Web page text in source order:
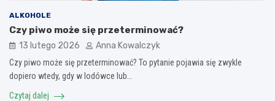
ALKOHOLE
Czy piwo może się przeterminować?
13 lutego 2026 Anna Kowalczyk
Czy piwo może się przeterminować? To pytanie pojawia się zwykle
dopiero wtedy, gdy w lodówce lub…
Czytaj dalej